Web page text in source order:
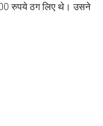
रुपये ठग लिए थे। उसने